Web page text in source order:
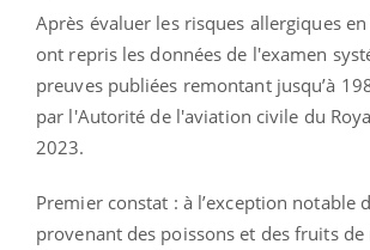
Après évaluer les risques allergiques
ont repris les données de l'examen
preuves publiées remontant jusqu’à
par l'Autorité de l'aviation civile du
2023.
Premier constat : à l’exception notable
provenant des poissons et des fruits